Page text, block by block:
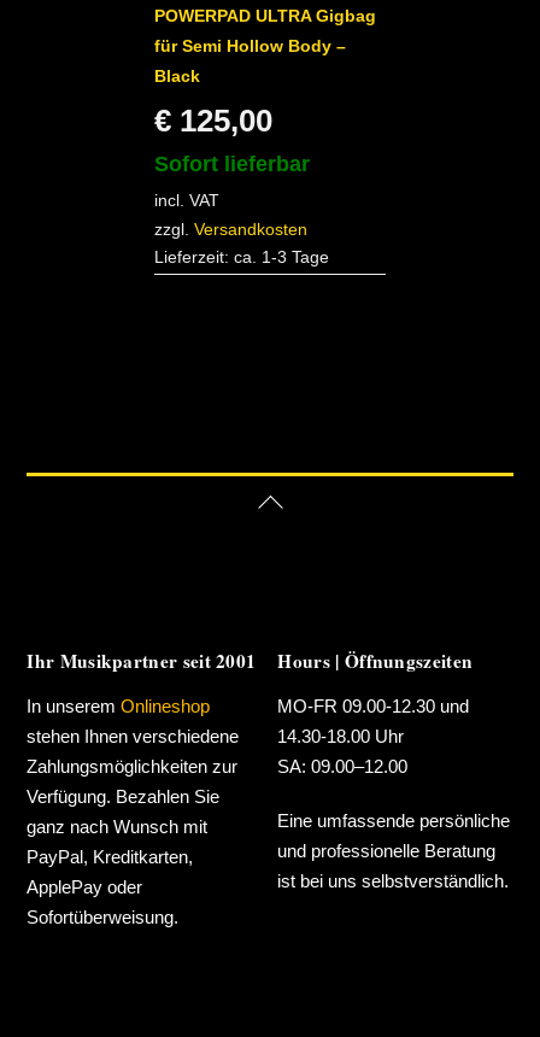
POWERPAD ULTRA Gigbag
für Semi Hollow Body –
Black
€ 125,00
Sofort lieferbar
incl. VAT
zzgl.Versandkosten
Lieferzeit:ca. 1-3 Tage
Back
Ihr Musikpartner seit 2001
In unseremOnlineshop
stehen Ihnen verschiedene
Zahlungsmöglichkeiten zur
Verfügung. Bezahlen Sie
ganz nach Wunsch mit
PayPal, Kreditkarten,
ApplePay oder
Sofortüberweisung.
Hours | Öffnungszeiten
MO-FR 09.00-12.30 und
14.30-18.00 Uhr
SA: 09.00–12.00
Eine umfassende persönliche
und professionelle Beratung
ist bei uns selbstverständlich.